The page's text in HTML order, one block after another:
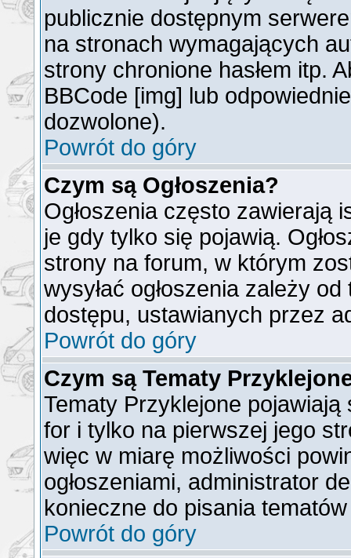
publicznie dostępnym
na stronach wymagających
strony chronione hasłem itp.
BBCode [img] lub
dozwolone).
Powrót do góry
Czym są Ogłoszenia?
Ogłoszenia często zawierają
je gdy tylko się pojawią.
strony na forum, w którym
wysyłać ogłoszenia zależy
dostępu, ustawianych przez
Powrót do góry
Czym są Tematy
Tematy Przyklejone pojawiają
for i tylko na pierwszej jego
więc w miarę możliwości
ogłoszeniami, administrator
konieczne do pisania
Powrót do góry